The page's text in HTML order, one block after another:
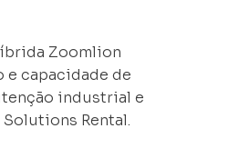
Zoomlion
e capacidade de
industrial e
Rental.